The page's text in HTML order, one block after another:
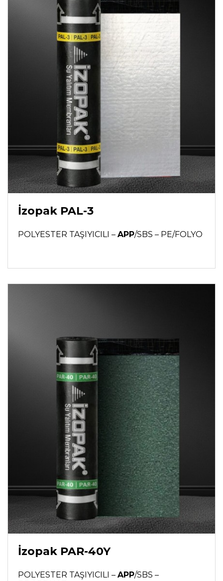
İzopak PAL-3
POLYESTER TAŞIYICILI – APP/SBS – PE/FOLYO
İzopak PAR-40Y
POLYESTER TAŞIYICILI – APP/SBS –